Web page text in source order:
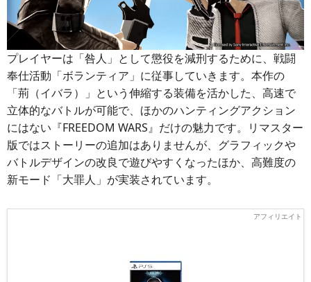
プレイヤーは「咎人」として懲役を減刑するために、戦闘
奉仕活動「ボランティア」に従事していきます。本作の
「荊（イバラ）」という伸縮する装備を活かした、高速で
立体的なバトルが可能で、ほかのハンティングアクション
にはない『FREEDOM WARS』だけの魅力です。リマスター
版ではストーリーの追加はありませんが、グラフィックや
バトルデザインの改良で遊びやすくなったほか、高難度の
新モード「大罪人」が実装されています。